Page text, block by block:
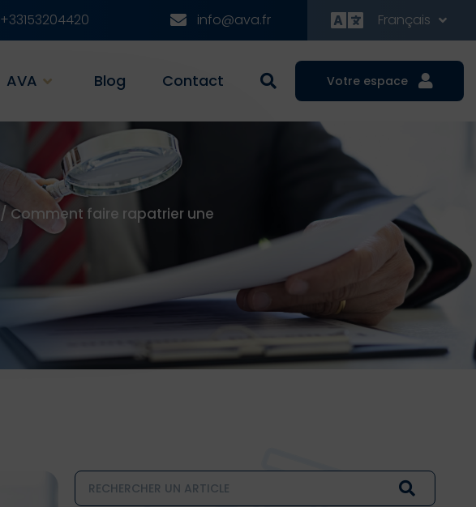
+33153204420 info@ava.fr Français
AVA Blog Contact Votre espace
/ Comment faire rapatrier une